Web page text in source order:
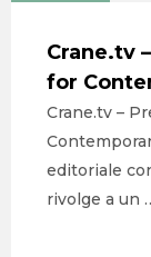
Crane.tv
for
Crane.tv –
editoriale
rivolge a un